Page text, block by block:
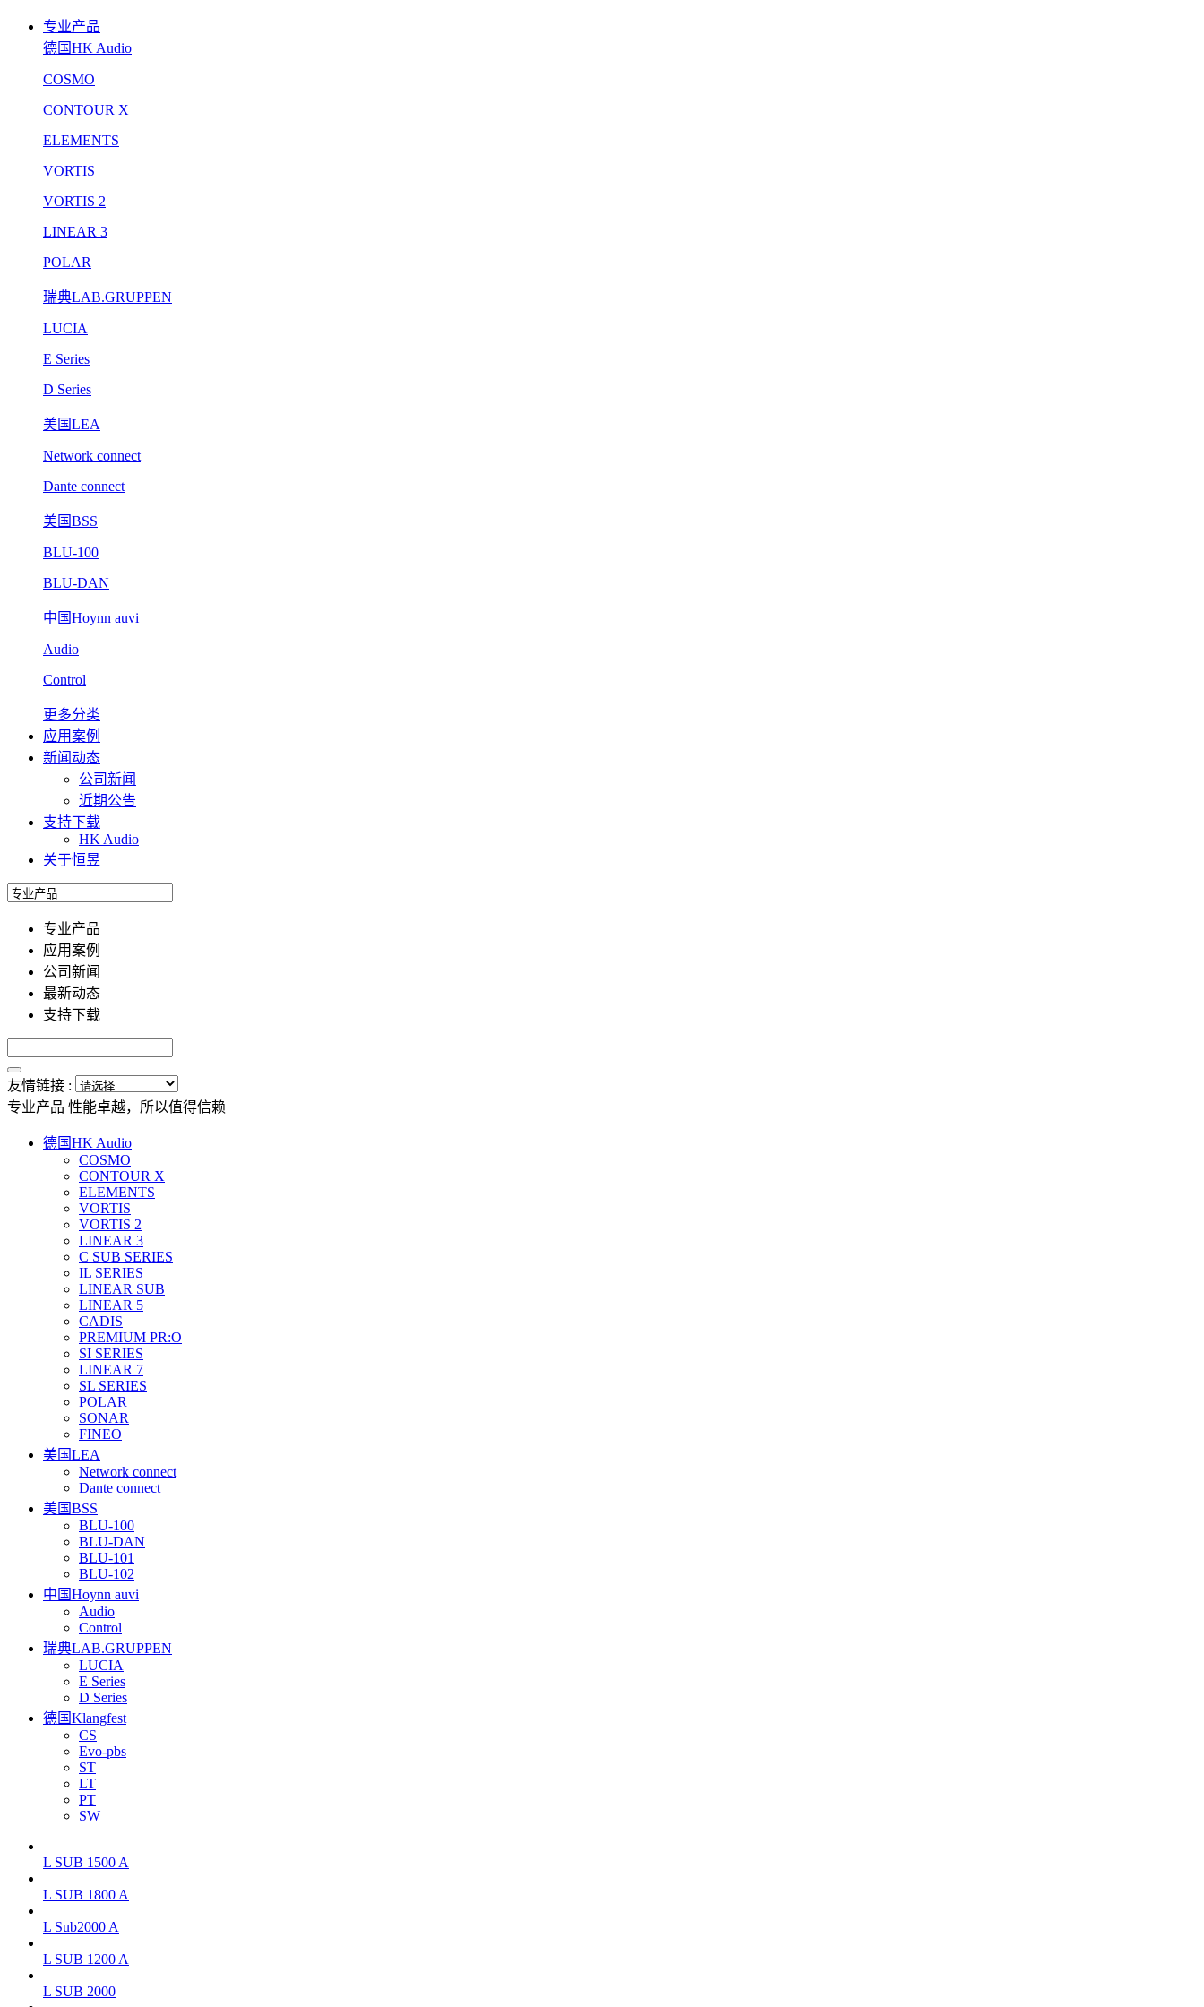
专业产品
德国HK Audio
COSMO
CONTOUR X
ELEMENTS
VORTIS
VORTIS 2
LINEAR 3
POLAR
瑞典LAB.GRUPPEN
LUCIA
E Series
D Series
美国LEA
Network connect
Dante connect
美国BSS
BLU-100
BLU-DAN
中国Hoynn auvi
Audio
Control
更多分类
应用案例
新闻动态
公司新闻
近期公告
支持下载
HK Audio
关于恒昱
专业产品
应用案例
公司新闻
最新动态
支持下载
友情链接 :
专业产品 性能卓越，所以值得信赖
德国HK Audio
COSMO
CONTOUR X
ELEMENTS
VORTIS
VORTIS 2
LINEAR 3
C SUB SERIES
IL SERIES
LINEAR SUB
LINEAR 5
CADIS
PREMIUM PR:O
SI SERIES
LINEAR 7
SL SERIES
POLAR
SONAR
FINEO
美国LEA
Network connect
Dante connect
美国BSS
BLU-100
BLU-DAN
BLU-101
BLU-102
中国Hoynn auvi
Audio
Control
瑞典LAB.GRUPPEN
LUCIA
E Series
D Series
德国Klangfest
CS
Evo-pbs
ST
LT
PT
SW
L SUB 1500 A
L SUB 1800 A
L Sub2000 A
L SUB 1200 A
L SUB 2000